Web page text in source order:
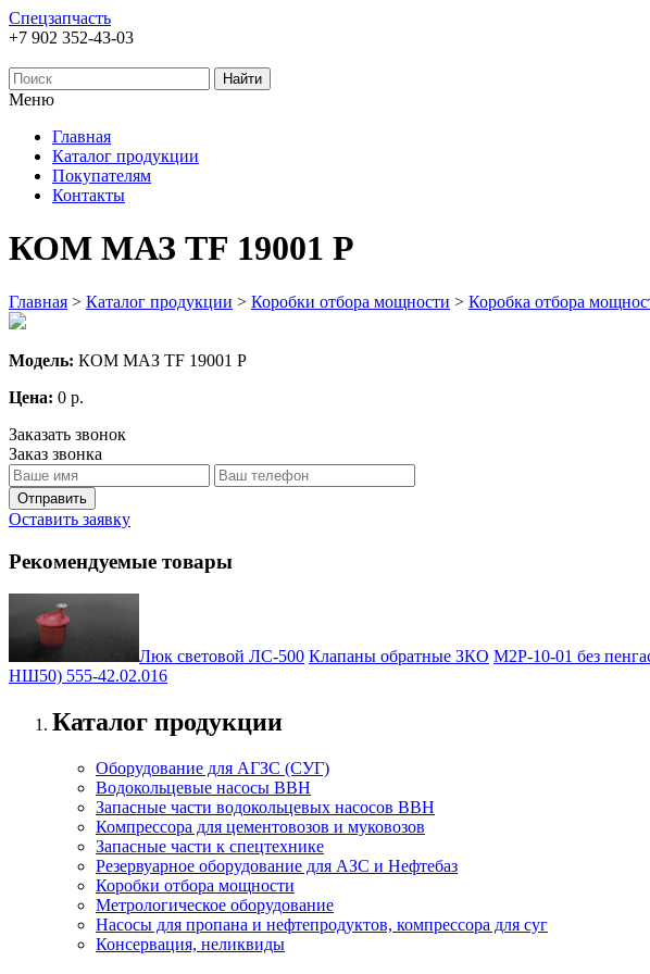
Спецзапчасть
+7 902 352-43-03
Меню
Главная
Каталог продукции
Покупателям
Контакты
КОМ МАЗ TF 19001 P
Главная > Каталог продукции > Коробки отбора мощности > Коробка отбора
Модель: КОМ МАЗ TF 19001 P
Цена: 0 р.
Заказать звонок
Заказ звонка
Оставить заявку
Рекомендуемые товары
Люк световой ЛС-500 Клапаны обратные ЗКО М2Р-10-01 без
НШ50) 555-42.02.016
Каталог продукции
Оборудование для АГЗС (СУГ)
Водокольцевые насосы ВВН
Запасные части водокольцевых насосов ВВН
Компрессора для цементовозов и муковозов
Запасные части к спецтехнике
Резервуарное оборудование для АЗС и Нефтебаз
Коробки отбора мощности
Метрологическое оборудование
Насосы для пропана и нефтепродуктов, компрессора для суг
Консервация, неликвиды